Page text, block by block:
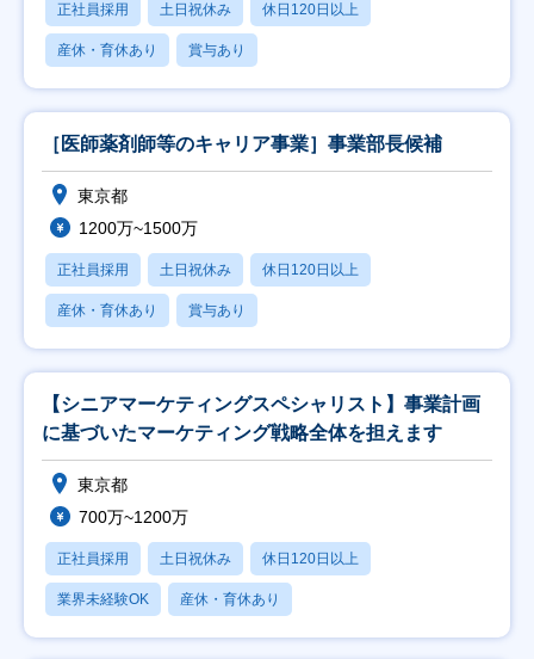
正社員採用 土日祝休み 休日120日以上
産休・育休あり 賞与あり
［医師薬剤師等のキャリア事業］事業部長候補
東京都
1200万~1500万
正社員採用 土日祝休み 休日120日以上
産休・育休あり 賞与あり
【シニアマーケティングスペシャリスト】事業計画
に基づいたマーケティング戦略全体を担えます
東京都
700万~1200万
正社員採用 土日祝休み 休日120日以上
業界未経験OK 産休・育休あり